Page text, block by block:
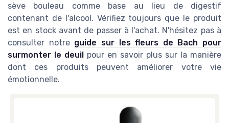
sève bouleau comme base au lieu de digestif
contenant de l'alcool. Vérifiez toujours que le produit
est en stock avant de passer à l'achat. N'hésitez pas à
consulter notre guide sur les fleurs de Bach pour
surmonter le deuil pour en savoir plus sur la manière
dont ces produits peuvent améliorer votre vie
émotionnelle.